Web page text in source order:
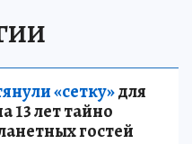
«сетку»для
13 лет тайно
гостей